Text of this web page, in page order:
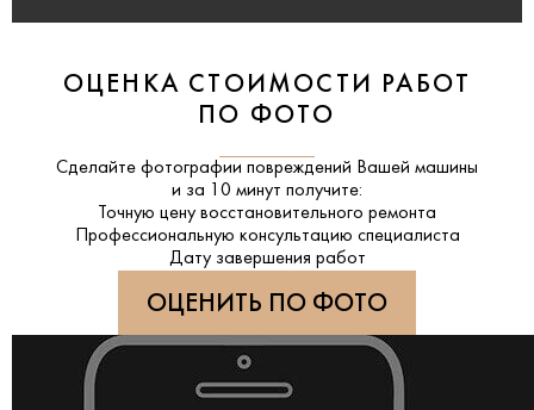
ОЦЕНКА СТОИМОСТИ РАБОТ
ПО ФОТО
Сделайте фотографии повреждений Вашей машины
и за
10 минут получите:
Точную цену восстановительного ремонта
Профессиональную консультацию специалиста
Дату завершения работ
ОЦЕНИТЬ ПО ФОТО